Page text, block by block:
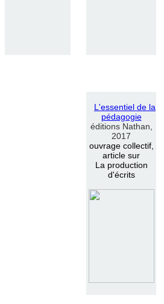
L 'essentiel de la
pédagogie
éditions Nathan,
2017
ouvrage collectif,
article sur
La production
d'écrits